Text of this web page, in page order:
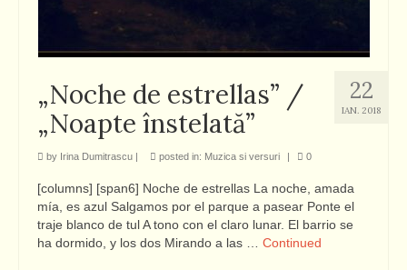
22
IAN. 2018
„Noche de estrellas” /
„Noapte înstelată”
by Irina Dumitrascu | posted in: Muzica si versuri | 0
[columns] [span6] Noche de estrellas La noche, amada
mía, es azul Salgamos por el parque a pasear Ponte el
traje blanco de tul A tono con el claro lunar. El barrio se
ha dormido, y los dos Mirando a las … Continued